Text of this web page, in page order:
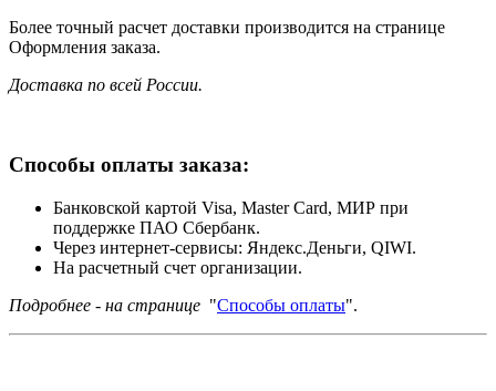
Более точный расчет доставки производится на странице
Оформления заказа.
Доставка по всей России.
Способы оплаты заказа:
Банковской картой Visa, Master Card, МИР при
поддержке ПАО Сбербанк.
Через интернет-сервисы: Яндекс.Деньги, QIWI.
На расчетный счет организации.
Подробнее - на странице "Способы оплаты".